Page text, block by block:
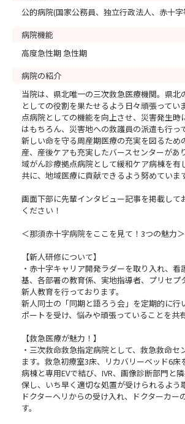
9/5(土) 救命救急センター・手術室 特
＼ 救急バックヤード、普段入室できない
重な経験ができます！ ／
＼ スクラブに更衣して、手術器械の取
9/19(土) 周産期センター 産科・小
dayを開催します！
＼ 地域の分娩・母子ともに命を守る周
学できる貴重な機会です！ ／
＼ 普段入ることのできない 分娩室〜
公的病院(国家公務員、独立行政法人、赤十字
病院機能
高度急性期 急性期
病院の紹介
当院は、県北唯一の三次救急医療機関。県北
としての役割を果たせるよう日々頑張ってい
点病院としての機能を向上させ、災害発生時
はもちろん、災害地への救護員の派遣も行っ
新しい命を守る周産期医療の充実を図るため
産、産後ケアも充実したバースセンターがあ
域がん診療拠点病院として緩和ケア病棟を有
共に、地域医療に貢献できるよう努めています
画面下部に先輩インタビュー記事を掲載して
ください！
＜那須赤十字病院をここを見て！3つの魅力＞
【新人研修について】
・赤十字キャリア開発ラダーを取り入れ、看
基、各部署の教育係、実地指導者、プリセプ
新人教育を行っております。
新人同士の「同期と語ろう会」を定期的に行
ポートを受け、悩みや頑張っていることを共
【救急医療が魅力！】
・三次救命救急指定病院として、救急救命セ
ます。救急初療室3床、リカバリーベッド6床
病棟と専用EVで結び、IVR、画像診断部門と
保し、いち早く適切な処置が受けられるよう
ドクターヘリからの受け入れ、ドクターカー
す。